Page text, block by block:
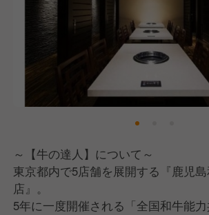
～【牛の達人】について～
東京都内で5店舗を展開する『鹿児
店』。
5年に一度開催される「全国和牛能